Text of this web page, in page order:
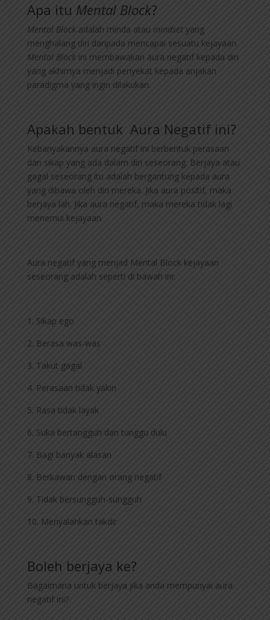
Apa itu Mental Block?
Mental Blockadalah minda atau mindsetyang
menghalang diri daripada mencapai sesuatu kejayaan.
Mental Blockini membawakan aura negatif kepada diri
yang akhirnya menjadi penyekat kepada anjakan
paradigma yang ingin dilakukan.
Apakah bentuk Aura Negatif ini?
Kebanyakannya aura negatif ini berbentuk perasaan
dan sikap yang ada dalam diri seseorang. Berjaya atau
gagal seseorang itu adalah bergantung kepada aura
yang dibawa oleh diri mereka. Jika aura positif, maka
berjaya lah. Jika aura negatif, maka mereka tidak lagi
menemui kejayaan.
Aura negatif yang menjad Mental Block kejayaan
seseorang adalah seperti di bawah ini:
1. Sikap ego
2. Berasa was-was
3. Takut gagal
4. Perasaan tidak yakin
5. Rasa tidak layak
6. Suka bertangguh dan tunggu dulu
7. Bagi banyak alasan
8. Berkawan dengan orang negatif
9. Tidak bersungguh-sungguh
10. Menyalahkan takdir
Boleh berjaya ke?
Bagaimana untuk berjaya jika anda mempunyai aura
negatif ini?